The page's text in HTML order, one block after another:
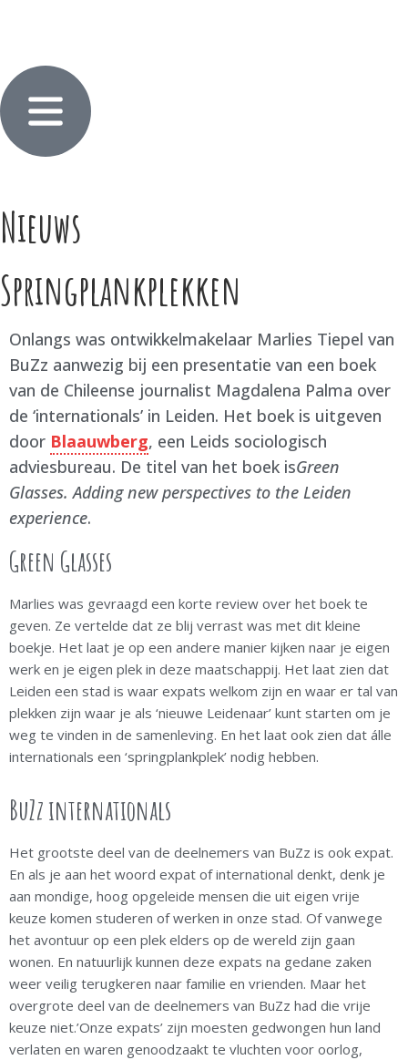
Nieuws
Springplankplekken
Onlangs was ontwikkelmakelaar Marlies Tiepel van
BuZz aanwezig bij een presentatie van een boek
van de Chileense journalist Magdalena Palma over
de ‘internationals’ in Leiden. Het boek is uitgeven
door Blaauwberg, een Leids sociologisch
adviesbureau. De titel van het boek isGreen
Glasses. Adding new perspectives to the Leiden
experience.
Green Glasses
Marlies was gevraagd een korte review over het boek te
geven. Ze vertelde dat ze blij verrast was met dit kleine
boekje. Het laat je op een andere manier kijken naar je eigen
werk en je eigen plek in deze maatschappij. Het laat zien dat
Leiden een stad is waar expats welkom zijn en waar er tal van
plekken zijn waar je als ‘nieuwe Leidenaar’ kunt starten om je
weg te vinden in de samenleving. En het laat ook zien dat álle
internationals een ‘springplankplek’ nodig hebben.
BuZz internationals
Het grootste deel van de deelnemers van BuZz is ook expat.
En als je aan het woord expat of international denkt, denk je
aan mondige, hoog opgeleide mensen die uit eigen vrije
keuze komen studeren of werken in onze stad. Of vanwege
het avontuur op een plek elders op de wereld zijn gaan
wonen. En natuurlijk kunnen deze expats na gedane zaken
weer veilig terugkeren naar familie en vrienden. Maar het
overgrote deel van de deelnemers van BuZz had die vrije
keuze niet.’Onze expats’ zijn moesten gedwongen hun land
verlaten en waren genoodzaakt te vluchten voor oorlog,